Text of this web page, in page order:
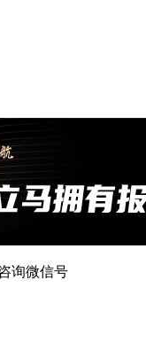
询微信号